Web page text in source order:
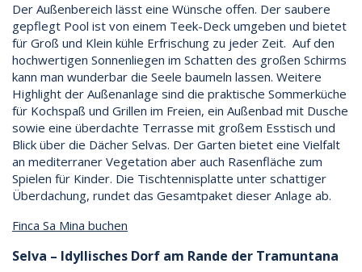
Der Außenbereich lässt eine Wünsche offen. Der saubere
gepflegt Pool ist von einem Teek-Deck umgeben und bietet
für Groß und Klein kühle Erfrischung zu jeder Zeit. Auf den
hochwertigen Sonnenliegen im Schatten des großen Schirms
kann man wunderbar die Seele baumeln lassen. Weitere
Highlight der Außenanlage sind die praktische Sommerküche
für Kochspaß und Grillen im Freien, ein Außenbad mit Dusche
sowie eine überdachte Terrasse mit großem Esstisch und
Blick über die Dächer Selvas. Der Garten bietet eine Vielfalt
an mediterraner Vegetation aber auch Rasenfläche zum
Spielen für Kinder. Die Tischtennisplatte unter schattiger
Überdachung, rundet das Gesamtpaket dieser Anlage ab.
Finca Sa Mina buchen
Selva – Idyllisches Dorf am Rande der Tramuntana